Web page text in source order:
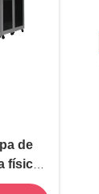
de
física
de